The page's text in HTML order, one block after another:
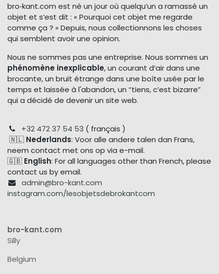
bro‑kant.com est né un jour où quelqu’un a ramassé un
objet et s’est dit : « Pourquoi cet objet me regarde
comme ça ? » Depuis, nous collectionnons les choses
qui semblent avoir une opinion.
Nous ne sommes pas une entreprise. Nous sommes un
phénomène inexplicable, un courant d’air dans une
brocante, un bruit étrange dans une boîte usée par le
temps et laissée à l'abandon, un “tiens, c’est bizarre”
qui a décidé de devenir un site web.
+32 472 37 54 53 ( français )
🇳🇱 Nederlands: Voor alle andere talen dan Frans,
neem contact met ons op via e-mail.
🇬🇧 English: For all languages other than French, please
contact us by email.
admin@bro-kant.com
instagram.com/lesobjetsdebrokantcom
bro-kant.com
Silly
Belgium